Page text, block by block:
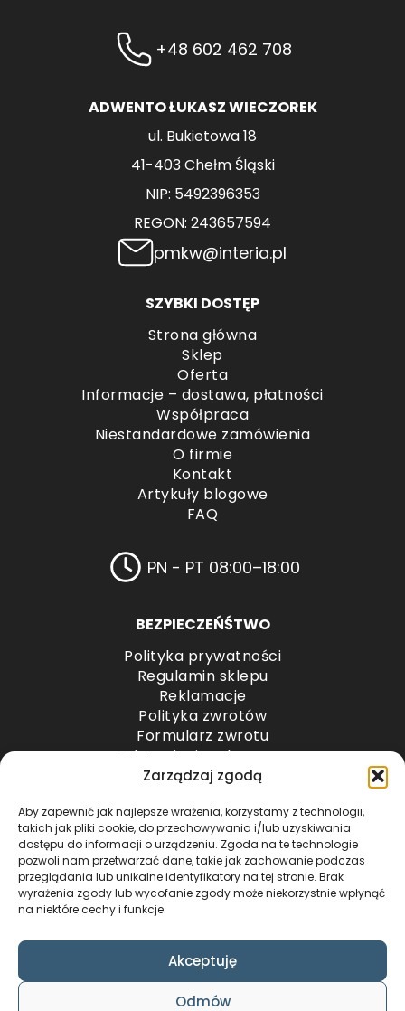
Zarządzaj zgodą
Aby zapewnić jak najlepsze wrażenia, korzystamy z technologii,
takich jak pliki cookie, do przechowywania i/lub uzyskiwania
dostępu do informacji o urządzeniu. Zgoda na te technologie
pozwoli nam przetwarzać dane, takie jak zachowanie podczas
przeglądania lub unikalne identyfikatory na tej stronie. Brak
wyrażenia zgody lub wycofanie zgody może niekorzystnie wpłynąć
na niektóre cechy i funkcje.
Akceptuję
Odmów
+48 602 462 708
ADWENTO ŁUKASZ WIECZOREK
ul. Bukietowa 18
41-403 Chełm Śląski
NIP: 5492396353
REGON: 243657594
pmkw@interia.pl
SZYBKI DOSTĘP
Strona główna
Sklep
Oferta
Informacje – dostawa, płatności
Współpraca
Niestandardowe zamówienia
O firmie
Kontakt
Artykuły blogowe
FAQ
PN - PT 08:00–18:00
BEZPIECZEŃŚTWO
Polityka prywatności
Regulamin sklepu
Reklamacje
Polityka zwrotów
Formularz zwrotu
Odstąpienie od umowy
Odstąpienie od umowy – przesyłki paletowe
METODY PŁATNOŚCI
COPYRIGHT © 2024 by ADWENTO ŁUKASZ
WIECZOREK / ALL RIGHTS RESERVED